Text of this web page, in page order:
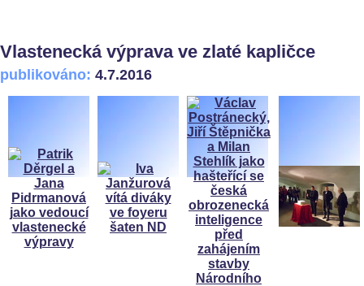
Vlastenecká výprava ve zlaté kapličce
publikováno: 4.7.2016